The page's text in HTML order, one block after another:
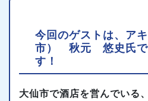
今回のゲストは、ア
市） 秋元 悠史氏で
大仙市で酒店を営んでい